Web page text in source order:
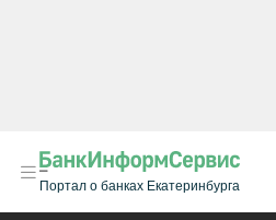
Портал о банках Екатеринбурга